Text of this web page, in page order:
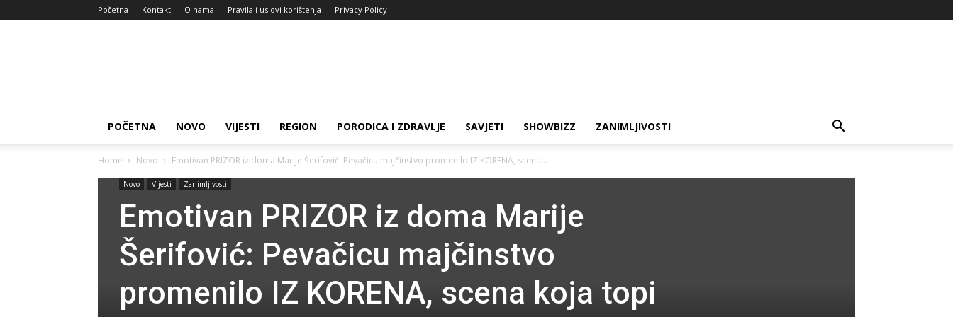
Početna Kontakt O nama Pravila i uslovi korištenja Privacy Policy
POČETNA NOVO VIJESTI REGION PORODICA I ZDRAVLJE SAVJETI SHOWBIZZ ZANIMLJIVOSTI
Home Novo Emotivan PRIZOR iz doma Marije Šerifović: Pevačicu majčinstvo promenilo IZ KORENA, scena...
Novo Vijesti Zanimljivosti
Emotivan PRIZOR iz doma Marije
Šerifović: Pevačicu majčinstvo
promenilo IZ KORENA, scena koja topi